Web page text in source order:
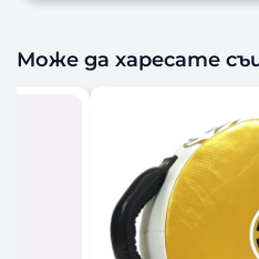
Може да харесате